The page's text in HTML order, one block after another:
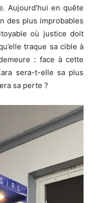
Aujourd’hui en quête
des plus improbables
où justice doit
traque sa cible à
: face à cette
sera-t-elle sa plus
sa perte ?